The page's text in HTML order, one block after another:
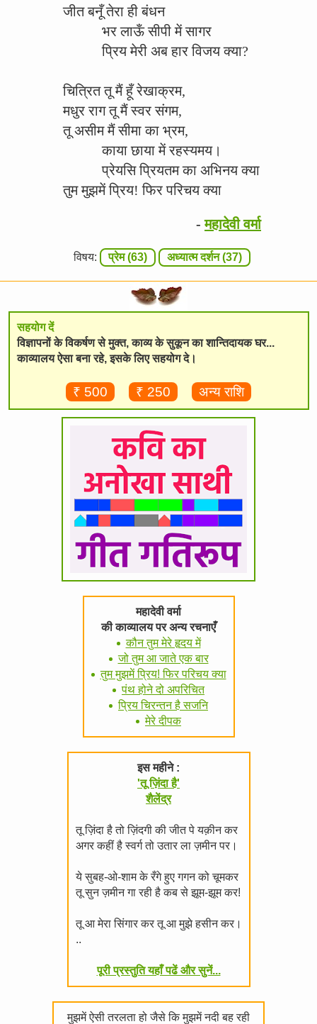
जीत बनूँ तेरा ही बंधन
भर लाऊँ सीपी में सागर
प्रिय मेरी अब हार विजय क्या?
चित्रित तू मैं हूँ रेखाक्रम,
मधुर राग तू मैं स्वर संगम,
तू असीम मैं सीमा का भ्रम,
काया छाया में रहस्यमय।
प्रेयसि प्रियतम का अभिनय क्या
तुम मुझमें प्रिय! फिर परिचय क्या
-महादेवी वर्मा
विषय: प्रेम (63) अध्यात्म दर्शन (37)
सहयोग दें
विज्ञापनों के विकर्षण से मुक्त, काव्य के सुकून का शान्तिदायक घर...
काव्यालय ऐसा बना रहे, इसके लिए सहयोग दे।
₹ 500 ₹ 250 अन्य राशि
महादेवी वर्मा
की काव्यालय पर अन्य रचनाएँ
कौन तुम मेरे हृदय में
जो तुम आ जाते एक बार
तुम मुझमें प्रिय! फिर परिचय क्या
पंथ होने दो अपरिचित
प्रिय चिरन्तन है सजनि
मेरे दीपक
इस महीने :
'तू ज़िंदा है'
शैलेंद्र
तू ज़िंदा है तो ज़िंदगी की जीत पे यक़ीन कर
अगर कहीं है स्वर्ग तो उतार ला ज़मीन पर।
ये सुबह-ओ-शाम के रँगे हुए गगन को चूमकर
तू सुन ज़मीन गा रही है कब से झूम-झूम कर!
तू आ मेरा सिंगार कर तू आ मुझे हसीन कर।
..
पूरी प्रस्तुति यहाँ पढें और सुनें...
मुझमें ऐसी तरलता हो जैसे कि मुझमें नदी बह रही